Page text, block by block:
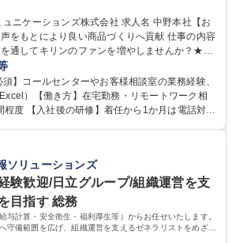
ョンズ株式会社 求人名 中野本社【お
とにより良い商品づくりへ貢献 仕事の内容
通してキリンのファンを増やしませんか？★≫
品づくりに活かしていく上で、窓口となるお客
へのご
ています。お客様からの声に迅速かつ誠意をも
ともにグループ内活動に反映しています。 【具
後 募集職種 中野本社【お客様
とにより良い商品づくりへ貢献
】コールセンターやお客様相談室の業務経験、
）【働き方】在宅勤務・リモートワーク相
は電話対応
当社について】キリングループの広報機能を担
出会いを大切にし、磨き上げたホスピタリティ
ョンをとりながら広報関連業務を行っておりま
ソリューションズ
験歓迎/日立グループ/組織運営を支
目指す 総務
与計算・安全衛生・福利厚生等）からお任せいたします。
守備範囲を広げ、組織運営を支えるゼネラリストをめざせ